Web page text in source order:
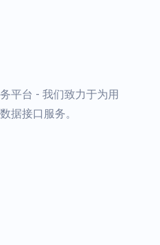
平台 - 我们致力于为用
据接口服务。